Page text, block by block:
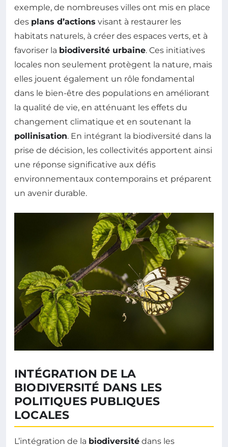
exemple, de nombreuses villes ont mis en place
des plans d’actions visant à restaurer les
habitats naturels, à créer des espaces verts, et à
favoriser la biodiversité urbaine. Ces initiatives
locales non seulement protègent la nature, mais
elles jouent également un rôle fondamental
dans le bien-être des populations en améliorant
la qualité de vie, en atténuant les effets du
changement climatique et en soutenant la
pollinisation. En intégrant la biodiversité dans la
prise de décision, les collectivités apportent ainsi
une réponse significative aux défis
environnementaux contemporains et préparent
un avenir durable.
INTÉGRATION DE LA
BIODIVERSITÉ DANS LES
POLITIQUES PUBLIQUES
LOCALES
L’intégration de la biodiversité dans les